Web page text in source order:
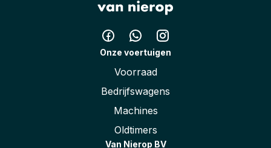
Onze voertuigen
Voorraad
Bedrijfswagens
Machines
Oldtimers
Van Nierop BV